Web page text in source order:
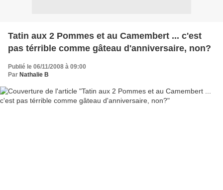
Tatin aux 2 Pommes et au Camembert ... c'est
pas térrible comme gâteau d'anniversaire, non?
Publié le 06/11/2008 à 09:00
Par Nathalie B